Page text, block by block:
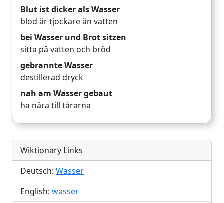
Blut ist dicker als Wasser
blod är tjockare än vatten
bei Wasser und Brot sitzen
sitta på vatten och bröd
gebrannte Wasser
destillerad dryck
nah am Wasser gebaut
ha nära till tårarna
Wiktionary Links
Deutsch: Wasser
English: wasser